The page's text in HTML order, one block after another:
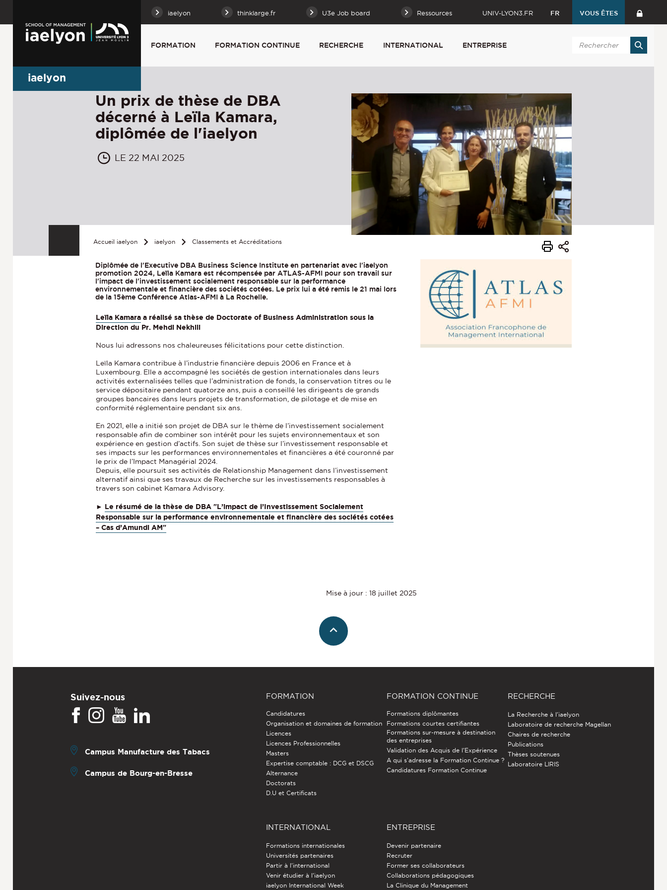
iaelyon thinklarge.fr U3e Job board Ressources UNIV-LYON3.FR FR VOUS ÊTES
FORMATION FORMATION CONTINUE RECHERCHE INTERNATIONAL ENTREPRISE
iaelyon
Un prix de thèse de DBA
décerné à Leïla Kamara,
diplômée de l'iaelyon
LE 22 MAI 2025
Accueil iaelyon iaelyon Classements et Accréditations
Diplômée de l'Executive DBA Business Science Institute en partenariat avec l'iaelyon
promotion 2024, Leïla Kamara est récompensée par ATLAS-AFMI pour son travail sur
l'impact de l'investissement socialement responsable sur la performance
environnementale et financière des sociétés cotées. Le prix lui a été remis le 21 mai lors
de la 15ème Conférence Atlas-AFMI à La Rochelle.
Leïla Kamara a réalisé sa thèse de Doctorate of Business Administration sous la
Direction du Pr. Mehdi Nekhili
Nous lui adressons nos chaleureuses félicitations pour cette distinction.
Leïla Kamara contribue à l’industrie financière depuis 2006 en France et à
Luxembourg. Elle a accompagné les sociétés de gestion internationales dans leurs
activités externalisées telles que l’administration de fonds, la conservation titres ou le
service dépositaire pendant quatorze ans, puis a conseillé les dirigeants de grands
groupes bancaires dans leurs projets de transformation, de pilotage et de mise en
conformité réglementaire pendant six ans.
En 2021, elle a initié son projet de DBA sur le thème de l’investissement socialement
responsable afin de combiner son intérêt pour les sujets environnementaux et son
expérience en gestion d’actifs. Son sujet de thèse sur l’investissement responsable et
ses impacts sur les performances environnementales et financières a été couronné par
le prix de l’Impact Managérial 2024.
Depuis, elle poursuit ses activités de Relationship Management dans l’investissement
alternatif ainsi que ses travaux de Recherche sur les investissements responsables à
travers son cabinet Kamara Advisory.
► Le résumé de la thèse de DBA "L’impact de l’Investissement Socialement
Responsable sur la performance environnementale et financière des sociétés cotées
– Cas d’Amundi AM"
Mise à jour : 18 juillet 2025
Suivez-nous
Campus Manufacture des Tabacs
Campus de Bourg-en-Bresse
FORMATION
Candidatures
Organisation et domaines de formation
Licences
Licences Professionnelles
Masters
Expertise comptable : DCG et DSCG
Alternance
Doctorats
D.U et Certificats
FORMATION CONTINUE
Formations diplômantes
Formations courtes certifiantes
Formations sur-mesure à destination
des entreprises
Validation des Acquis de l’Expérience
A qui s'adresse la Formation Continue ?
Candidatures Formation Continue
RECHERCHE
La Recherche à l'iaelyon
Laboratoire de recherche Magellan
Chaires de recherche
Publications
Thèses soutenues
Laboratoire LIRIS
INTERNATIONAL
Formations internationales
Universités partenaires
Partir à l'international
Venir étudier à l’iaelyon
iaelyon International Week
ENTREPRISE
Devenir partenaire
Recruter
Former ses collaborateurs
Collaborations pédagogiques
La Clinique du Management